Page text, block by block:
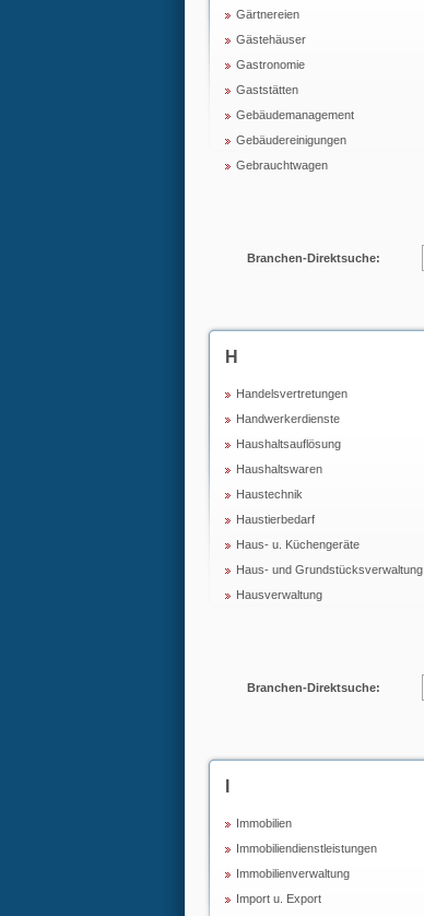
Gärtnereien
Gästehäuser
Gastronomie
Gaststätten
Gebäudemanagement
Gebäudereinigungen
Gebrauchtwagen
Branchen-Direktsuche:
H
Handelsvertretungen
Handwerkerdienste
Haushaltsauflösung
Haushaltswaren
Haustechnik
Haustierbedarf
Haus- u. Küchengeräte
Haus- und Grundstücksverwaltung
Hausverwaltung
Branchen-Direktsuche:
Immobilien
Immobiliendienstleistungen
Immobilienverwaltung
Import u. Export